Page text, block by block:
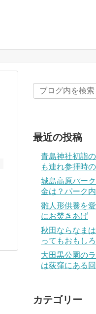
最近の投稿
青島神社初詣
も連れ参拝時
城島高原パー
金は？パーク
雛人形供養を
にお焚きあげ
秋田ならなま
ってもおもし
大田黒公園の
は荻窪にある
カテゴリー